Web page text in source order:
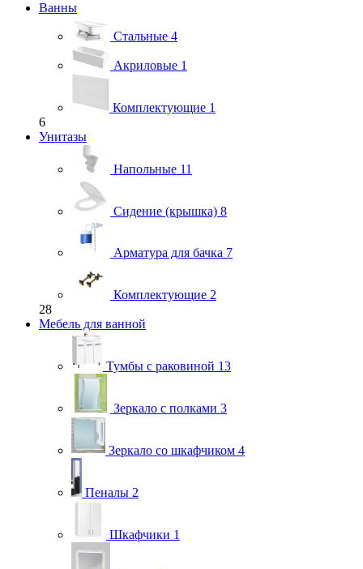
Ванны
Стальные 4
Акриловые 1
Комплектующие 1
6
Унитазы
Напольные 11
Сидение (крышка) 8
Арматура для бачка 7
Комплектующие 2
28
Мебель для ванной
Тумбы с раковиной 13
Зеркало с полками 3
Зеркало со шкафчиком 4
Пеналы 2
Шкафчики 1